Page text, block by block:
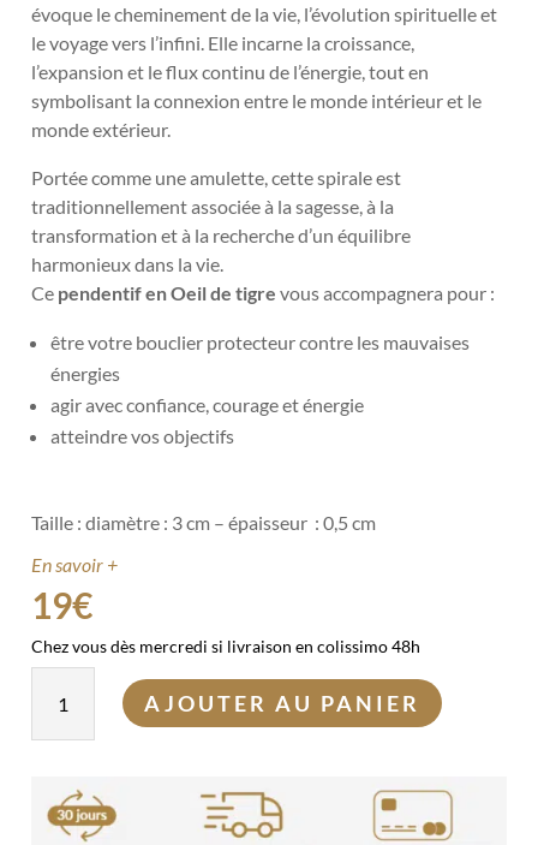
évoque le cheminement de la vie, l’évolution spirituelle et
le voyage vers l’infini. Elle incarne la croissance,
l’expansion et le flux continu de l’énergie, tout en
symbolisant la connexion entre le monde intérieur et le
monde extérieur.
Portée comme une amulette, cette spirale est
traditionnellement associée à la sagesse, à la
transformation et à la recherche d’un équilibre
harmonieux dans la vie.
Ce pendentif en Oeil de tigrevous accompagnera pour :
être votre bouclier protecteur contre les mauvaises
énergies
agir avec confiance, courage et énergie
atteindre vos objectifs
Taille : diamètre : 3 cm – épaisseur : 0,5 cm
En savoir +
19€
Chez vous dès mercredi si livraison en colissimo 48h
Pendentif
Tigre
AJOUTER AU PANIER